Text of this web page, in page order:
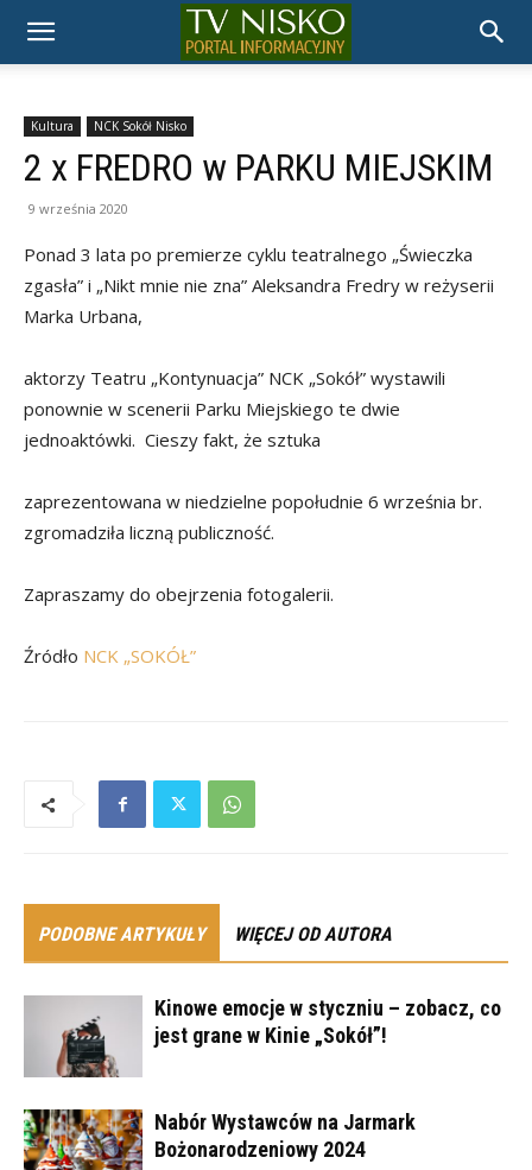
TELEWIZJA
NISKO
Kultura NCK Sokół Nisko
2 x FREDRO w PARKU MIEJSKIM
9 września 2020
Ponad 3 lata po premierze cyklu teatralnego „Świeczka
zgasła” i „Nikt mnie nie zna” Aleksandra Fredry w reżyserii
Marka Urbana,
aktorzy Teatru „Kontynuacja” NCK „Sokół” wystawili
ponownie w scenerii Parku Miejskiego te dwie
jednoaktówki. Cieszy fakt, że sztuka
zaprezentowana w niedzielne popołudnie 6 września br.
zgromadziła liczną publiczność.
Zapraszamy do obejrzenia fotogalerii.
Źródło NCK „SOKÓŁ”
PODOBNE ARTYKUŁY WIĘCEJ OD AUTORA
Kinowe emocje w styczniu – zobacz, co
jest grane w Kinie „Sokół”!
Nabór Wystawców na Jarmark
Bożonarodzeniowy 2024